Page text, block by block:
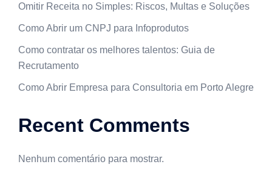
Omitir Receita no Simples: Riscos, Multas e Soluções
Como Abrir um CNPJ para Infoprodutos
Como contratar os melhores talentos: Guia de
Recrutamento
Como Abrir Empresa para Consultoria em Porto Alegre
Recent Comments
Nenhum comentário para mostrar.